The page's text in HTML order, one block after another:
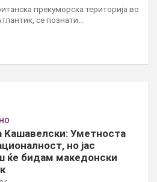
прекуморска територија во
се познати…
Кашавелски: Уметноста
но јас
ќе бидам македонски